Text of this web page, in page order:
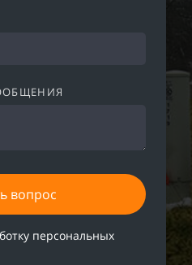
вопрос
персональных